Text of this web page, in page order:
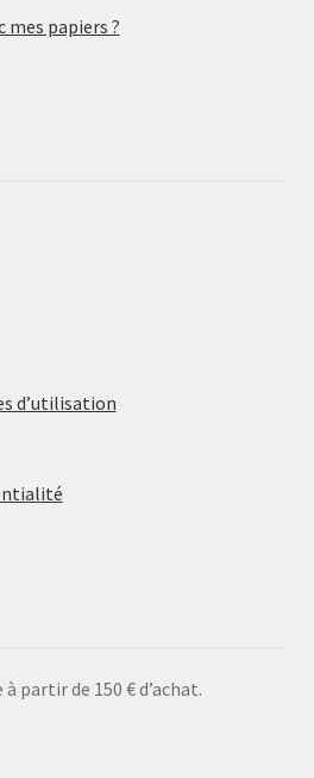
mes papiers ?
d’utilisation
partir de 150 € d’achat.